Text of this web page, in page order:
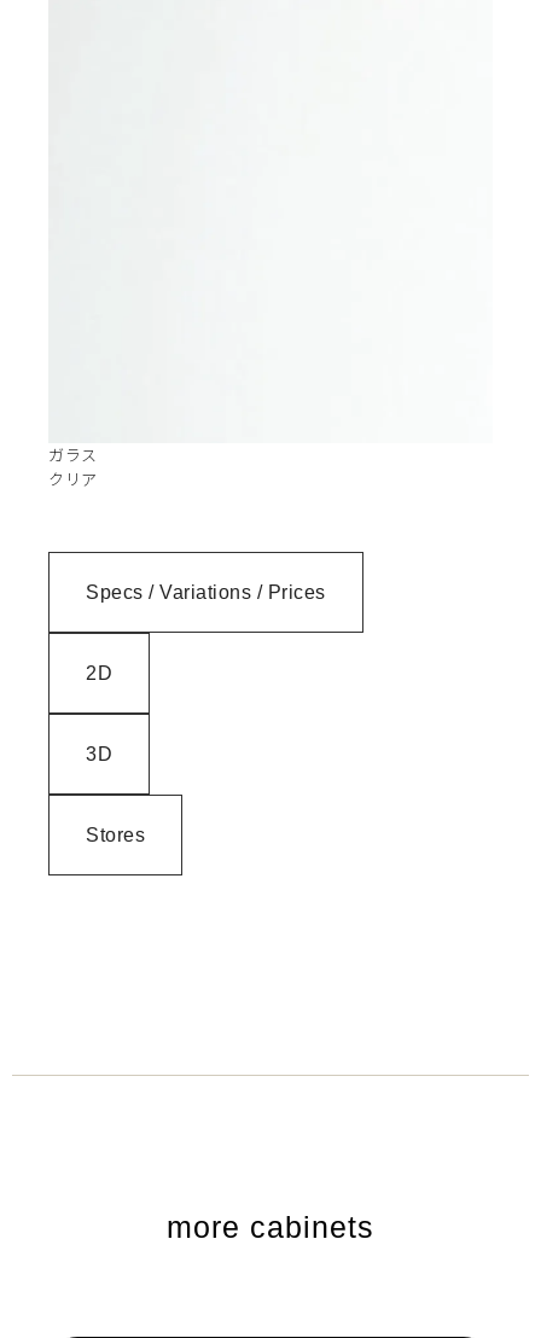
ガラス
クリア
Specs / Variations / Prices
2D
3D
Stores
more cabinets